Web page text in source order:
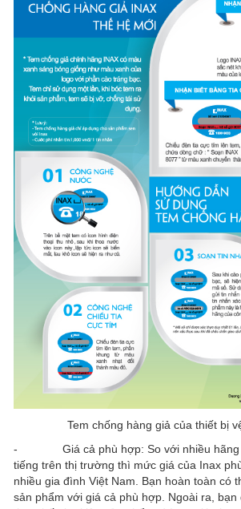
Tem chống hàng giả của thiết bị
- Giá cả phù hợp: So với nhiều hãng
tiếng trên thị trường thì mức giá của Inax
nhiều gia đình Việt Nam. Bạn hoàn toàn có
sản phẩm với giá cả phù hợp. Ngoài ra,